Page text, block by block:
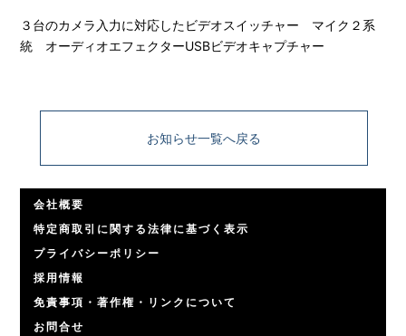
３台のカメラ入力に対応したビデオスイッチャー マイク２系
統 オーディオエフェクターUSBビデオキャプチャー
お知らせ一覧へ戻る
会社概要
特定商取引に関する法律に基づく表示
プライバシーポリシー
採用情報
免責事項・著作権・リンクについて
お問合せ